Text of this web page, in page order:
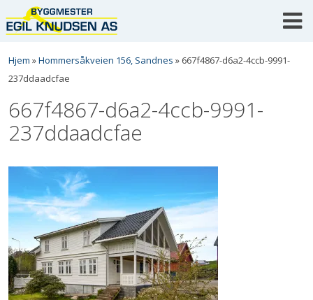
to
content
Hjem »Hommersåkveien 156, Sandnes » 667f4867-d6a2-4ccb-9991-
237ddaadcfae
667f4867-d6a2-4ccb-9991-
237ddaadcfae